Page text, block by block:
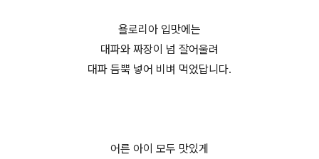
욜로리아 입맛에는
대파와 짜장이 넘 잘어울려
대파 듬뿍 넣어 비벼 먹었답니다.
어른 아이 모두 맛있게